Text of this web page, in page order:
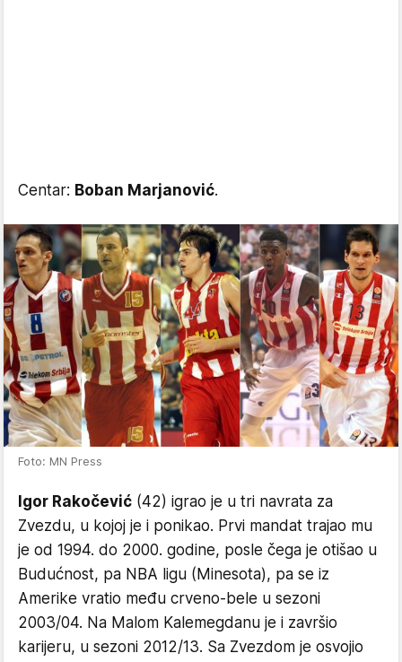
Centar: Boban Marjanović.
Foto: MN Press
Igor Rakočević (42) igrao je u tri navrata za
Zvezdu, u kojoj je i ponikao. Prvi mandat trajao mu
je od 1994. do 2000. godine, posle čega je otišao u
Budućnost, pa NBA ligu (Minesota), pa se iz
Amerike vratio među crveno-bele u sezoni
2003/04. Na Malom Kalemegdanu je i završio
karijeru, u sezoni 2012/13. Sa Zvezdom je osvojio